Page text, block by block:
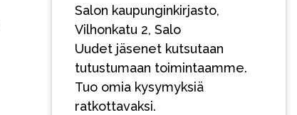
Salon kaupunginkirjasto,
Vilhonkatu 2, Salo
Uudet jäsenet kutsutaan
tutustumaan toimintaamme.
Tuo omia kysymyksiä
ratkottavaksi.